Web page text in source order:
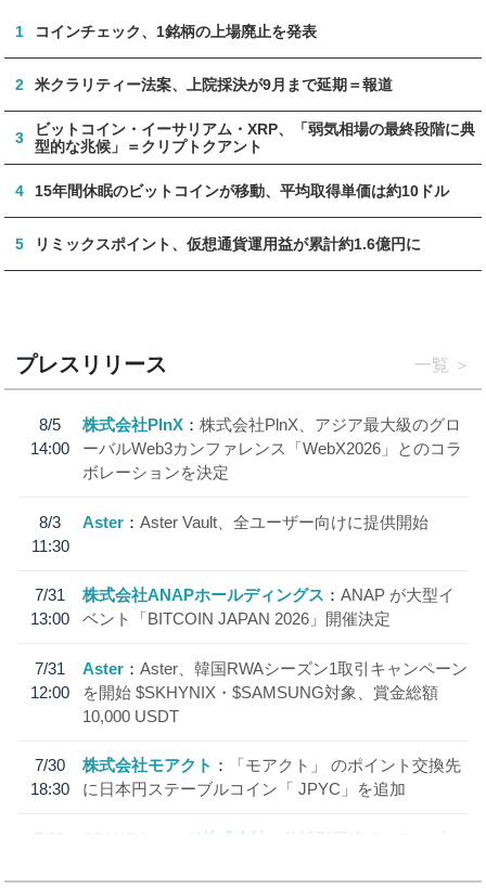
1 コインチェック、1銘柄の上場廃止を発表
2 米クラリティー法案、上院採決が9月まで延期＝報道
3
ビットコイン・イーサリアム・XRP、「弱気相場の最終段階に典
型的な兆候」＝クリプトクアント
4 15年間休眠のビットコインが移動、平均取得単価は約10ドル
5 リミックスポイント、仮想通貨運用益が累計約1.6億円に
プレスリリース 一覧
8/5
14:00
株式会社PlnX
株式会社PlnX、アジア最大級のグロ
ーバルWeb3カンファレンス「WebX2026」とのコラ
ボレーションを決定
8/3
11:30
Aster Aster Vault、全ユーザー向けに提供開始
7/31
13:00
株式会社ANAPホールディングス
ANAP が大型イ
ベント「BITCOIN JAPAN 2026」開催決定
7/31
12:00
Aster
Aster、韓国RWAシーズン1取引キャンペーン
を開始 $SKHYNIX・$SAMSUNG対象、賞金総額
10,000 USDT
7/30
18:30
株式会社モアクト
「モアクト」 のポイント交換先
に日本円ステーブルコイン「 JPYC」を追加
7/29
SBI VCトレード株式会社
信託型円建てステーブル